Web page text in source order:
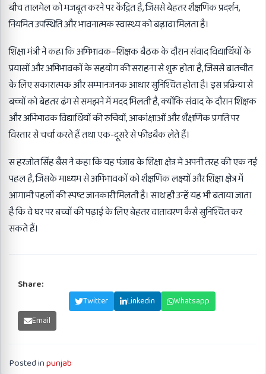
बीच तालमेल को मजबूत करने पर केंद्रित है, जिससे बेहतर शैक्षणिक प्रदर्शन,
नियमित उपस्थिति और भावनात्मक स्वास्थ्य को बढ़ावा मिलता है।
शिक्षा मंत्री ने कहा कि अभिभावक–शिक्षक बैठक के दौरान संवाद विद्यार्थियों के
प्रयासों और अभिभावकों के सहयोग की सराहना से शुरू होता है, जिससे बातचीत
के लिए सकारात्मक और सम्मानजनक आधार सुनिश्चित होता है। इस प्रक्रिया से
बच्चों को बेहतर ढंग से समझने में मदद मिलती है, क्योंकि संवाद के दौरान शिक्षक
और अभिभावक विद्यार्थियों की रुचियों, आकांक्षाओं और शैक्षणिक प्रगति पर
विस्तार से चर्चा करते हैं तथा एक-दूसरे से फीडबैक लेते हैं।
स हरजोत सिंह बैंस ने कहा कि यह पंजाब के शिक्षा क्षेत्र में अपनी तरह की एक नई
पहल है, जिसके माध्यम से अभिभावकों को शैक्षणिक लक्ष्यों और शिक्षा क्षेत्र में
आगामी पहलों की स्पष्ट जानकारी मिलती है। साथ ही उन्हें यह भी बताया जाता
है कि वे घर पर बच्चों की पढ़ाई के लिए बेहतर वातावरण कैसे सुनिश्चित कर
सकते हैं।
Share:
Twitter Linkedin
Whatsapp
Email
Posted inpunjab